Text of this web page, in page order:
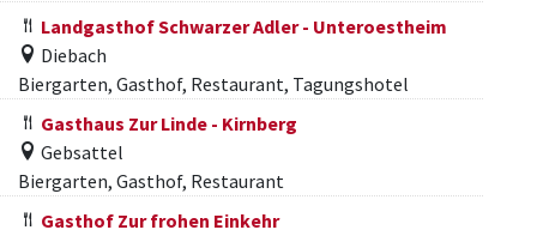
Landgasthof Schwarzer Adler - Unteroestheim
Diebach
Biergarten, Gasthof, Restaurant, Tagungshotel
Gasthaus Zur Linde - Kirnberg
Gebsattel
Biergarten, Gasthof, Restaurant
Gasthof Zur frohen Einkehr